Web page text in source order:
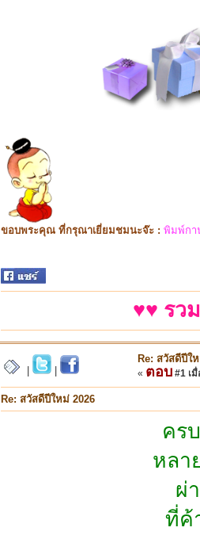
ขอบพระคุณ ที่กรุณาเยี่ยมชมนะจ๊ะ : พิมพ์กา
♥♥ รว
Re: สวัสดีปีใ
« ตอบ #1 เมื่
Re: สวัสดีปีใหม่ 2026
คร
หลา
ผ่
ที่ค้